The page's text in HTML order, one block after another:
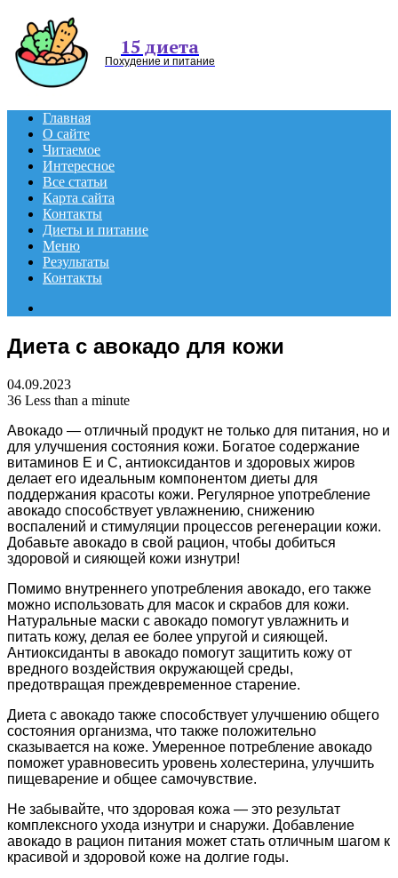
15 диета
Похудение и питание
Главная
О сайте
Читаемое
Интересное
Все статьи
Карта сайта
Контакты
Диеты и питание
Меню
Результаты
Контакты
Диета с авокадо для кожи
04.09.2023
36 Less than a minute
Авокадо — отличный продукт не только для питания, но и
для улучшения состояния кожи. Богатое содержание
витаминов E и С, антиоксидантов и здоровых жиров
делает его идеальным компонентом диеты для
поддержания красоты кожи. Регулярное употребление
авокадо способствует увлажнению, снижению
воспалений и стимуляции процессов регенерации кожи.
Добавьте авокадо в свой рацион, чтобы добиться
здоровой и сияющей кожи изнутри!
Помимо внутреннего употребления авокадо, его также
можно использовать для масок и скрабов для кожи.
Натуральные маски с авокадо помогут увлажнить и
питать кожу, делая ее более упругой и сияющей.
Антиоксиданты в авокадо помогут защитить кожу от
вредного воздействия окружающей среды,
предотвращая преждевременное старение.
Диета с авокадо также способствует улучшению общего
состояния организма, что также положительно
сказывается на коже. Умеренное потребление авокадо
поможет уравновесить уровень холестерина, улучшить
пищеварение и общее самочувствие.
Не забывайте, что здоровая кожа — это результат
комплексного ухода изнутри и снаружи. Добавление
авокадо в рацион питания может стать отличным шагом к
красивой и здоровой коже на долгие годы.